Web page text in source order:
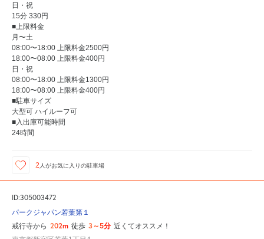
日・祝
15分 330円
■上限料金
月〜土
08:00〜18:00 上限料金2500円
18:00〜08:00 上限料金400円
日・祝
08:00〜18:00 上限料金1300円
18:00〜08:00 上限料金400円
■駐車サイズ
大型可 ハイルーフ可
■入出庫可能時間
24時間
2 人がお気に入りの駐車場
ID:305003472
パークジャパン若葉第１
戒行寺から 202m 徒歩 3～5分 近くてオススメ！